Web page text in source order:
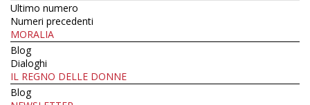
Ultimo numero
Numeri precedenti
MORALIA
Blog
Dialoghi
IL REGNO DELLE DONNE
Blog